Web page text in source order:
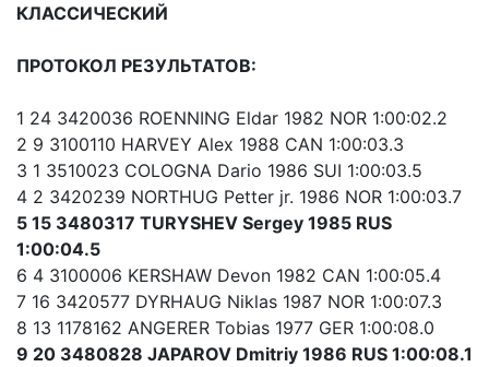
КЛАССИЧЕСКИЙ
ПРОТОКОЛ РЕЗУЛЬТАТОВ:
1 24 3420036 ROENNING Eldar 1982 NOR 1:00:02.2
2 9 3100110 HARVEY Alex 1988 CAN 1:00:03.3
3 1 3510023 COLOGNA Dario 1986 SUI 1:00:03.5
4 2 3420239 NORTHUG Petter jr. 1986 NOR 1:00:03.7
5 15 3480317 TURYSHEV Sergey 1985 RUS
1:00:04.5
6 4 3100006 KERSHAW Devon 1982 CAN 1:00:05.4
7 16 3420577 DYRHAUG Niklas 1987 NOR 1:00:07.3
8 13 1178162 ANGERER Tobias 1977 GER 1:00:08.0
9 20 3480828 JAPAROV Dmitriy 1986 RUS 1:00:08.1